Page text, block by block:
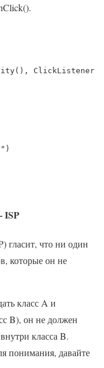
ClickListener
ISP
гласит, что ни один
которые он не
класс A и
B), он не должен
класса B.
понимания, давайте